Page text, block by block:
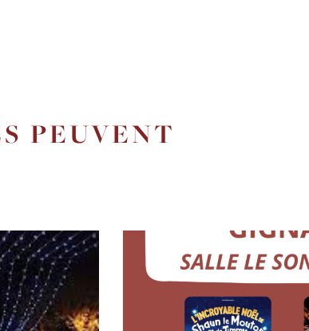
PEUVENT